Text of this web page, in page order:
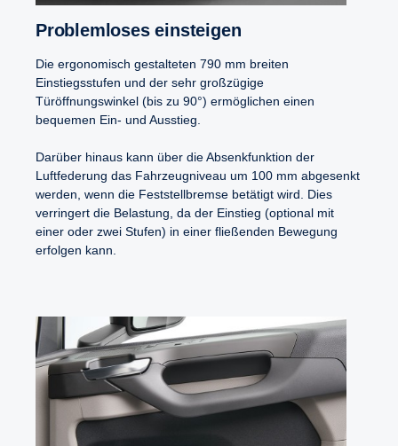
Problem­loses einsteigen
Die ergonomisch gestalteten 790 mm breiten
Einstiegsstufen und der sehr großzügige
Türöffnungswinkel (bis zu 90°) ermöglichen einen
bequemen Ein- und Ausstieg.
Darüber hinaus kann über die Absenkfunktion der
Luftfederung das Fahrzeugniveau um 100 mm abgesenkt
werden, wenn die Feststellbremse betätigt wird. Dies
verringert die Belastung, da der Einstieg (optional mit
einer oder zwei Stufen) in einer fließenden Bewegung
erfolgen kann.